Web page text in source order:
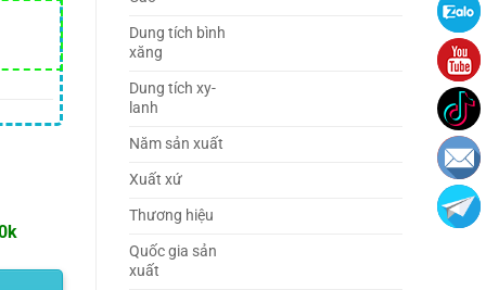
Dung tích bình
xăng
Dung tích xy-
lanh
Năm sản xuất
Xuất xứ
Thương hiệu
Quốc gia sản
xuất